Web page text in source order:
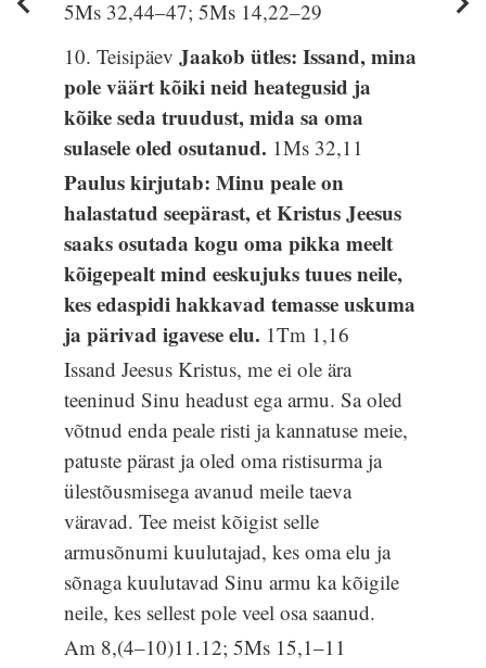
5Ms 32,44–47; 5Ms 14,22–29
10. TeisipäevJaakob ütles: Issand, mina
pole väärt kõiki neid heategusid ja
kõike seda truudust, mida sa oma
sulasele oled osutanud. 1Ms 32,11
Paulus kirjutab: Minu peale on
halastatud seepärast, et Kristus Jeesus
saaks osutada kogu oma pikka meelt
kõigepealt mind eeskujuks tuues neile,
kes edaspidi hakkavad temasse uskuma
ja pärivad igavese elu. 1Tm 1,16
Issand Jeesus Kristus, me ei ole ära
teeninud Sinu headust ega armu. Sa oled
võtnud enda peale risti ja kannatuse meie,
patuste pärast ja oled oma ristisurma ja
ülestõusmisega avanud meile taeva
väravad. Tee meist kõigist selle
armusõnumi kuulutajad, kes oma elu ja
sõnaga kuulutavad Sinu armu ka kõigile
neile, kes sellest pole veel osa saanud.
Am 8,(4–10)11.12; 5Ms 15,1–11